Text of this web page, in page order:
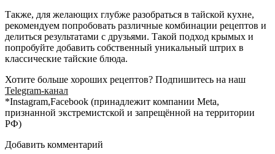
Также, для желающих глубже разобраться в тайской кухне,
рекомендуем попробовать различные комбинации рецептов и
делиться результатами с друзьями. Такой подход крымых и
попробуйте добавить собственный уникальный штрих в
классические тайские блюда.
Хотите больше хороших рецептов? Подпишитесь на наш
Telegram-канал
*Instagram,Facebook (принадлежит компании Meta,
признанной экстремистской и запрещённой на территории
РФ)
Добавить комментарий